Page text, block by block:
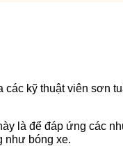
kỹ thuật viên sơn
là để đáp ứng các
như bóng xe.